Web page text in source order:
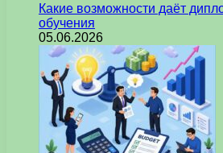
Какие возможности даёт
обучения
05.06.2026